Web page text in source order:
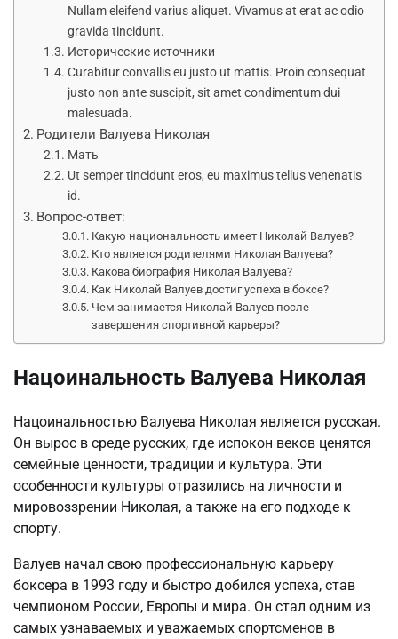
Nullam eleifend varius aliquet. Vivamus at erat ac odio
gravida tincidunt.
Исторические источники
Curabitur convallis eu justo ut mattis. Proin consequat
justo non ante suscipit, sit amet condimentum dui
malesuada.
Родители Валуева Николая
Мать
Ut semper tincidunt eros, eu maximus tellus venenatis
id.
Вопрос-ответ:
Какую национальность имеет Николай Валуев?
Кто является родителями Николая Валуева?
Какова биография Николая Валуева?
Как Николай Валуев достиг успеха в боксе?
Чем занимается Николай Валуев после
завершения спортивной карьеры?
Нацоинальность Валуева Николая
Нацоинальностью Валуева Николая является русская.
Он вырос в среде русских, где испокон веков ценятся
семейные ценности, традиции и культура. Эти
особенности культуры отразились на личности и
мировоззрении Николая, а также на его подходе к
спорту.
Валуев начал свою профессиональную карьеру
боксера в 1993 году и быстро добился успеха, став
чемпионом России, Европы и мира. Он стал одним из
самых узнаваемых и уважаемых спортсменов в